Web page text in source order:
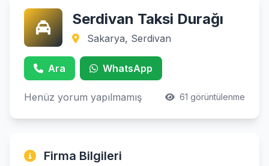
Serdivan Taksi Durağı
Sakarya, Serdivan
Ara WhatsApp
Henüz yorum yapılmamış 61 görüntülenme
Firma Bilgileri